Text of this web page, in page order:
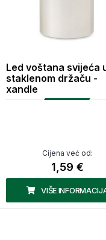
Led voštana svijeća
staklenom držaču -
xandle
Cijena već od:
1,59 €
VIŠE